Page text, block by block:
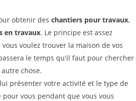
obtenir des chantiers pour travaux,
en travaux. Le principe est assez
voulez trouver la maison de vos
le temps qu'il faut pour chercher
chose.
présenter votre activité et le type de
vous pendant que vous vous